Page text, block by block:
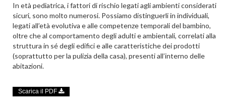
In età pediatrica, i fattori di rischio legati agli ambienti considerati
sicuri, sono molto numerosi. Possiamo distinguerli in individuali,
legati all’età evolutiva e alle competenze temporali del bambino,
oltre che al comportamento degli adulti e ambientali, correlati alla
struttura in sé degli edifici e alle caratteristiche dei prodotti
(soprattutto per la pulizia della casa), presenti all’interno delle
abitazioni.
Scarica il PDF